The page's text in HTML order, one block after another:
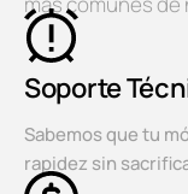
Soporte
Sabemos que tu
rapidez sin